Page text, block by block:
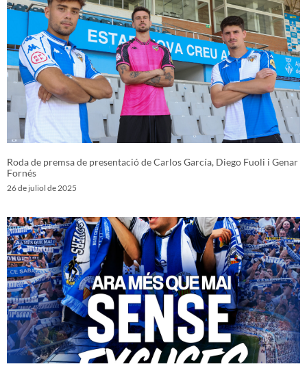
Roda de premsa de presentació de Carlos García, Diego Fuoli i Genar
Fornés
26 de juliol de 2025